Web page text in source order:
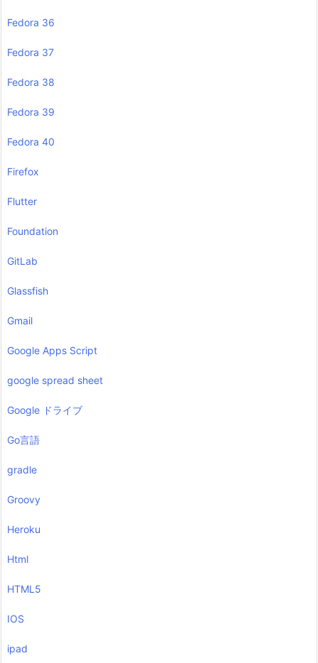
Fedora 36
Fedora 37
Fedora 38
Fedora 39
Fedora 40
Firefox
Flutter
Foundation
GitLab
Glassfish
Gmail
Google Apps Script
google spread sheet
Google ドライブ
Go言語
gradle
Groovy
Heroku
Html
HTML5
IOS
ipad